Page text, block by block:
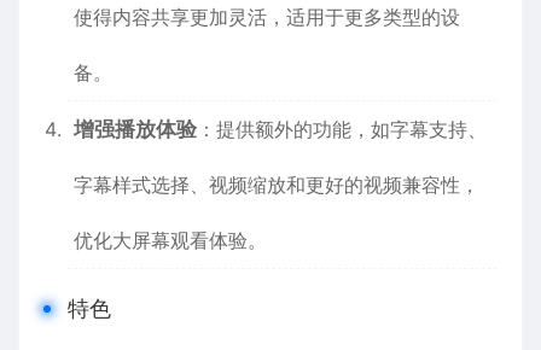
使得内容共享更加灵活，适用于更多类型的设
备。
增强播放体验：提供额外的功能，如字幕支持、
字幕样式选择、视频缩放和更好的视频兼容性，
优化大屏幕观看体验。
特色